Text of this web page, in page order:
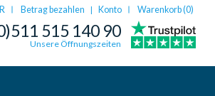
Betrag bezahlen | Konto Warenkorb (0)
515 140 90
Unsere Öffnungszeiten